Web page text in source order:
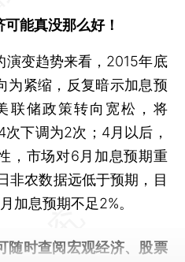
能真没那么好！
变趋势来看，2015年底
为紧缩，反复暗示加息预
联储政策转向宽松，将
下调为2次；4月以后，
，市场对6月加息预期重
非农数据远低于预期，目
加息预期不足2%。
随时查阅宏观经济、股票